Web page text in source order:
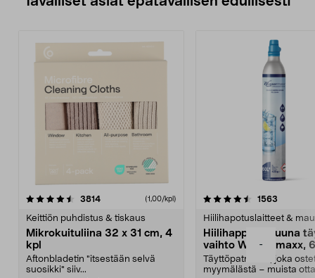
-
3814arvostelut (1,00/kpl)
Keittiön puhdistus & tiskaus
Mikrokuituliina 32 x 31 cm, 4
kpl
Aftonbladetin "itsestään selvä
suosikki" siiv...
4.5viidestä
1563
Hiilihapotuslaitteet &
Hiilihappopatruuna
vaihto Wassermaxx,
Täyttöpatruuna, joka
myymälästä – muista
4.5viidestä